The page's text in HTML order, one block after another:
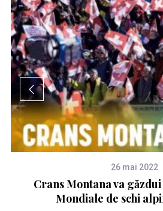
26 mai 2022
Crans Montana va
Mondiale de schi